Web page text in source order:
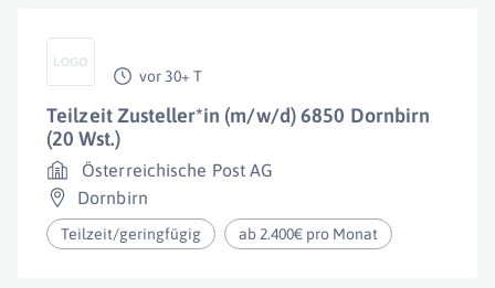
vor 30+ T
Teilzeit Zusteller*in (m/w/d) 6850 Dornbirn
(20 Wst.)
Österreichische Post AG
Dornbirn
Teilzeit/geringfügig ab 2.400€ pro Monat